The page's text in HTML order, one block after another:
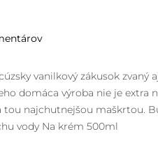
vanilkový zákusok zvaný
domáca výroba nie je extra
najchutnejšou maškrtou.
vody Na krém 500ml